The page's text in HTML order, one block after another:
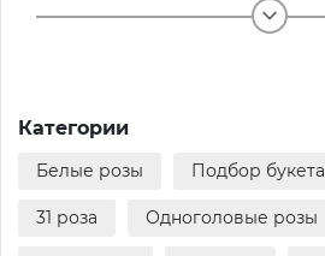
Категории
Белые розы Подбор букета
31 роза Одноголовые розы